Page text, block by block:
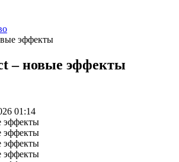
эффекты
– новые эффекты
01:14